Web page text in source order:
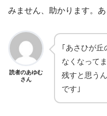
みません、助かります。あ
読者のあゆむ
さん
｢あさひが丘
なくなって
残すと思う
です｣